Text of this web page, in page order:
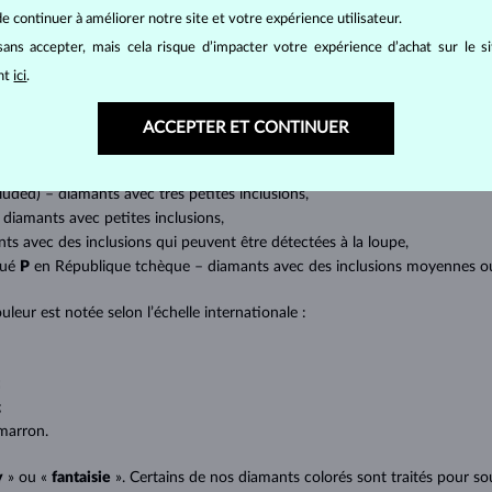
brillant. La taille ronde dite brillant
appartient aux tailles les plus
baguette, cœur, larme, ovale ou princesse (quadrilatère
quantité, la taille et la répartition des inclusions ou bien des
– diamants avec très petites inclusions,
avec petites inclusions,
avec des inclusions qui peuvent être détectées à la loupe,
P en République tchèque – diamants avec des inclusions moyennes
est notée selon l’échelle internationale :
» ou « fantaisie ». Certains de nos diamants colorés sont traités pour
continuer à améliorer notre site et votre expérience utilisateur.
accepter, mais cela risque d’impacter votre expérience d’achat sur le
ici.
ACCEPTER ET CONTINUER